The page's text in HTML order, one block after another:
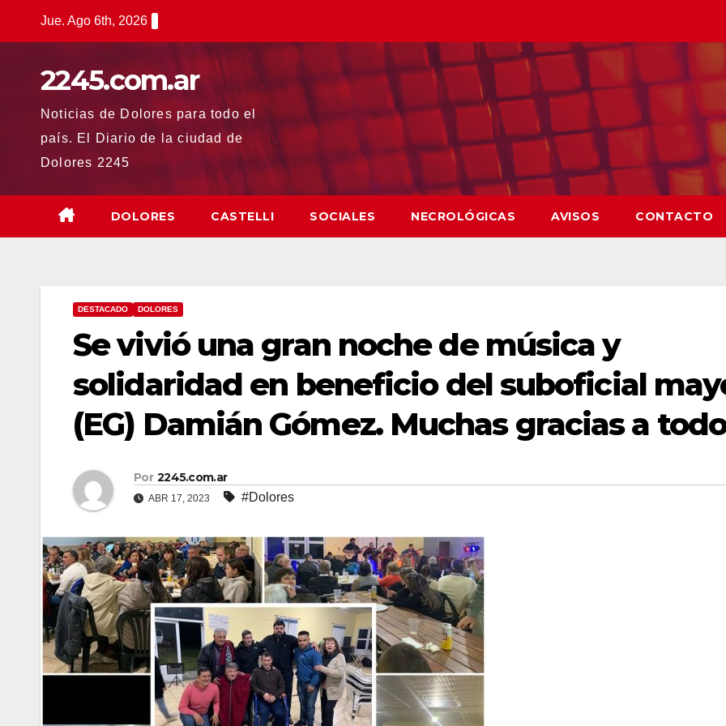
Jue. Ago 6th, 2026
2245.com.ar
Noticias de Dolores para todo el
país. El Diario de la ciudad de
Dolores 2245
DOLORES CASTELLI SOCIALES NECROLÓGICAS AVISOS CONTACTO
DESTACADO DOLORES
Se vivió una gran noche de música y
solidaridad en beneficio del suboficial
(EG) Damián Gómez. Muchas gracias a
Por 2245.com.ar
ABR 17, 2023 #Dolores